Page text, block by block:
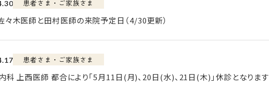
患者さま・ご家族さま
々木医師と田村医師の来院予定日（4/30更新）
患者さま・ご家族さま
内科 上西医師 都合により｢5月11日(月)、20日(水)、21日(木)｣休診となります